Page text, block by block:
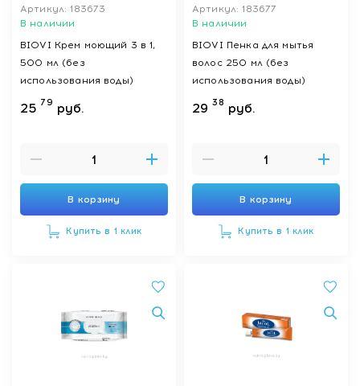
Артикул: 183673
В наличии
BIOVI Крем моющий 3 в 1,
500 мл (без
использования воды)
25 79 руб.
В корзину
Купить в 1 клик
Артикул: 183677
В наличии
BIOVI Пенка для мытья
волос 250 мл (без
использования воды)
29 38 руб.
В корзину
Купить в 1 клик